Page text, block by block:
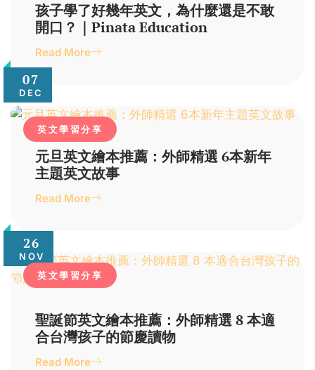
孩子學了好幾年英文，為什麼還是不敢
開口？｜Pinata Education
Read More
07
DEC
英文學習分享
元旦英文繪本推薦：外師精選 6本新年
主題英文故事
Read More
26
NOV
英文學習分享
聖誕節英文繪本推薦：外師精選 8 本適
合台灣孩子的節慶讀物
Read More